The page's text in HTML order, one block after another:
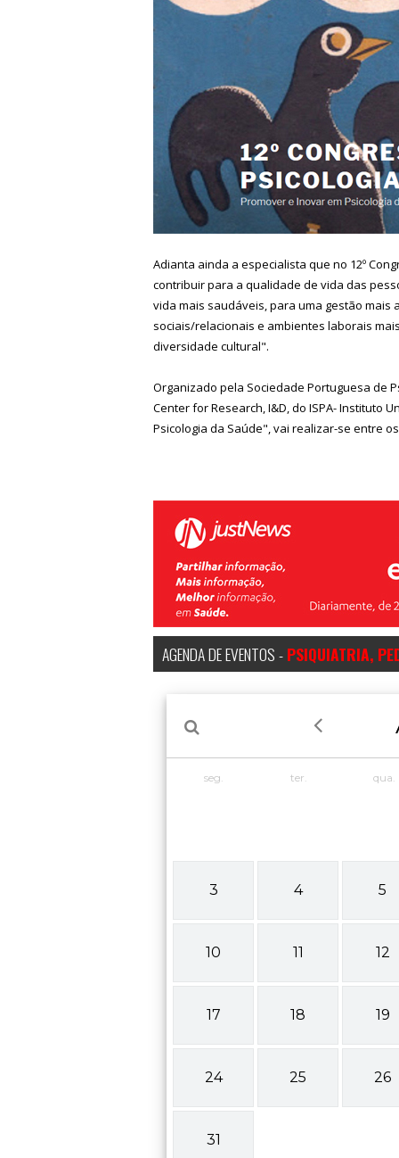
Adianta ainda a especialista que no 12º
contribuir para a qualidade de vida das
vida mais saudáveis, para uma gestão
sociais/relacionais e ambientes laborais
diversidade cultural".
Organizado pela Sociedade Portuguesa de
Center for Research, I&D, do ISPA- Instituto
Psicologia da Saúde", vai realizar-se entre
AGENDA DE EVENTOS -PSIQUIATRIA,
seg. ter. qua.
3 4 5
10 11 12
17 18 19
24 25 26
31